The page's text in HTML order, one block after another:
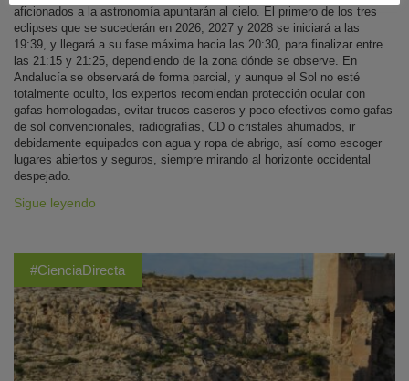
aficionados a la astronomía apuntarán al cielo. El primero de los tres
eclipses que se sucederán en 2026, 2027 y 2028 se iniciará a las
19:39, y llegará a su fase máxima hacia las 20:30, para finalizar entre
las 21:15 y 21:25, dependiendo de la zona dónde se observe. En
Andalucía se observará de forma parcial, y aunque el Sol no esté
totalmente oculto, los expertos recomiendan protección ocular con
gafas homologadas, evitar trucos caseros y poco efectivos como gafas
de sol convencionales, radiografías, CD o cristales ahumados, ir
debidamente equipados con agua y ropa de abrigo, así como escoger
lugares abiertos y seguros, siempre mirando al horizonte occidental
despejado.
Sigue leyendo
#CienciaDirecta